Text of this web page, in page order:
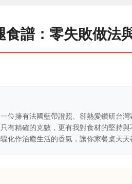
食譜：零失敗做法
位擁有法國藍帶證照、卻熱愛鑽研台
有精確的克數，更有我對食材的堅持
化作治癒生活的香氣，讓你家餐桌天天